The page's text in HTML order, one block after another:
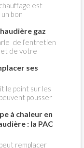
est
bon
Mais
un bois de
entrent en
le taux
et la saison de
gaz
de l’entretien
et de votre
radiateurs ou un
sont alimentés
gaz, vous devez
ci une fois par
ou
C’est la même
bains au gaz.
Si vous ne
ses
le point sur les
pousser
fenêtre de toit
de
le
en sont
à chaleur en
: la PAC
remplacer